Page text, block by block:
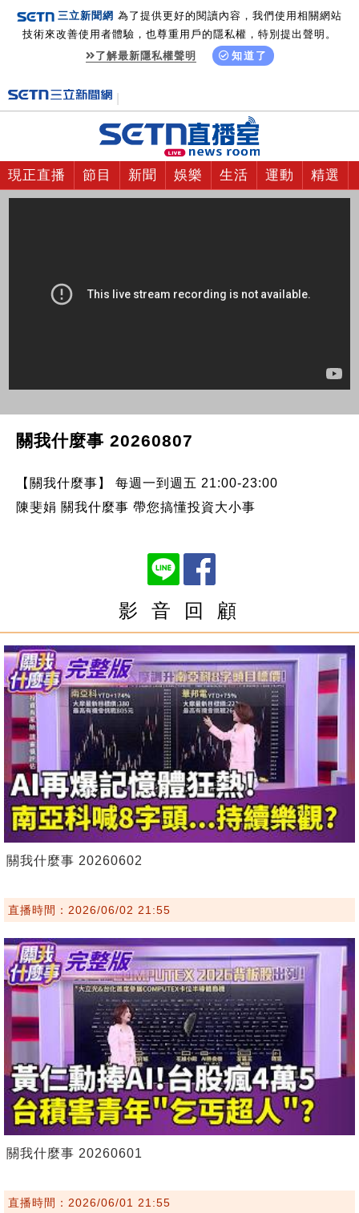
三立新聞網 為了提供更好的閱讀內容，我們使用相關網站
技術來改善使用者體驗，也尊重用戶的隱私權，特別提出聲明。
了解最新隱私權聲明
知道了
現正直播 節目 新聞 娛樂 生活 運動 精選
關我什麼事 20260807
【關我什麼事】 每週一到週五 21:00-23:00
陳斐娟 關我什麼事 帶您搞懂投資大小事
影 音 回 顧
關我什麼事 20260602
直播時間：2026/06/02 21:55
關我什麼事 20260601
直播時間：2026/06/01 21:55